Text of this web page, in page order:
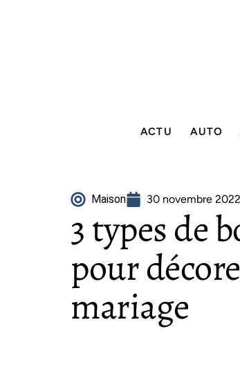
ACTU AUTO
Maison 30 novembre 2022
3 types de
pour
mariage